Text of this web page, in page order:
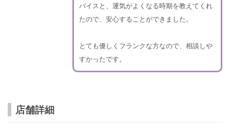
バイスと、運気がよくなる時期を教えてくれ
たので、安心することができました。
とても優しくフランクな方なので、相談しや
すかったです。
店舗詳細